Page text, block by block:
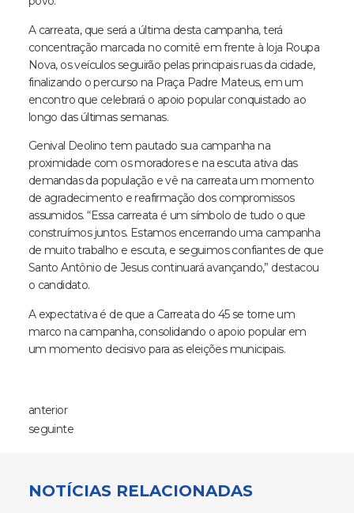
A carreata, que será a última desta campanha, terá
concentração marcada no comitê em frente à loja Roupa
Nova, os veículos seguirão pelas principais ruas da cidade,
finalizando o percurso na Praça Padre Mateus, em um
encontro que celebrará o apoio popular conquistado ao
longo das últimas semanas.
Genival Deolino tem pautado sua campanha na
proximidade com os moradores e na escuta ativa das
demandas da população e vê na carreata um momento
de agradecimento e reafirmação dos compromissos
assumidos. “Essa carreata é um símbolo de tudo o que
construímos juntos. Estamos encerrando uma campanha
de muito trabalho e escuta, e seguimos confiantes de que
Santo Antônio de Jesus continuará avançando,” destacou
o candidato.
A expectativa é de que a Carreata do 45 se torne um
marco na campanha, consolidando o apoio popular em
um momento decisivo para as eleições municipais.
anterior
seguinte
NOTÍCIAS RELACIONADAS